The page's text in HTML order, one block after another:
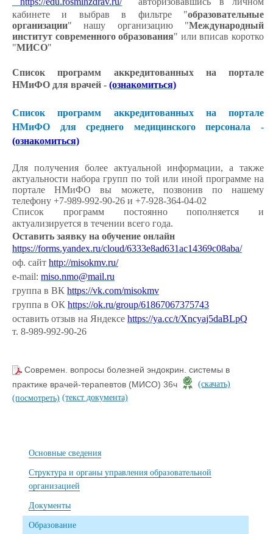
кабинете и выбрав в фильтре "образовательные
организации" нашу организацию "Международный
институт современного образования" или вписав коротко
"МИСО"
Список программ аккредитованных на портале
НМиФО для врачей - (ознакомиться)
Список программ аккредитованных на портале
НМиФО для среднего медицинского персонала -
(ознакомиться)
Для получения более актуальной информации, а также
актуальности набора групп по той или иной программе на
портале НМиФО вы можете, позвонив по нашему
телефону +7-989-992-90-26 и +7-928-364-04-02
Список программ постоянно пополняется и
актуализируется в течении всего года.
Оставить заявку на обучение онлайн
https://forms.yandex.ru/cloud/6333e8ad631ac14369c08aba/
оф. сайт http://misokmv.ru/
e-mail: miso.nmo@mail.ru
группа в ВК https://vk.com/misokmv
группа в ОК https://ok.ru/group/61867067375743
оставить отзыв на Яндексе https://ya.cc/t/Xncyaj5daBLpQ
т. 8-989-992-90-26
Современ. вопросы болезней эндокрин. системы в
практике врачей-терапевтов (МИСО) 36ч
(скачать)
(посмотреть) (текст документа)
Основные сведения
Структура и органы управления образовательной
организацией
Документы
Образование